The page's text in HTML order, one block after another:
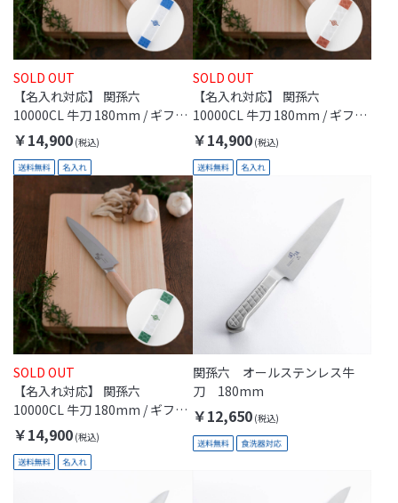
SOLD OUT
【名入れ対応】 関孫六
10000CL 牛刀 180mm / ギフト
包装付き(KAI Gift)
￥14,900
SOLD OUT
【名入れ対応】 関孫六
10000CL 牛刀 180mm / ギフト
包装付き(Thanks Mom)
￥14,900
SOLD OUT
【名入れ対応】 関孫六
10000CL 牛刀 180mm / ギフト
包装付き(Thanks Dad)
￥14,900
関孫六 オールステンレス牛
刀 180mm
￥12,650